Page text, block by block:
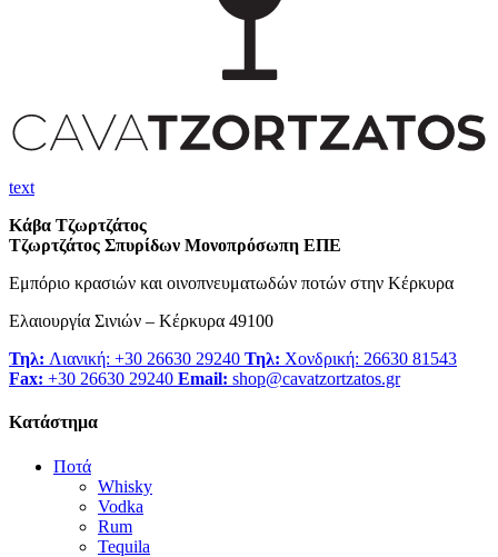
text
Κάβα Τζωρτζάτος
Τζωρτζάτος Σπυρίδων Μονοπρόσωπη ΕΠΕ
Εμπόριο κρασιών και οινοπνευματωδών ποτών στην Κέρκυρα
Ελαιουργία Σινιών – Κέρκυρα 49100
Τηλ: Λιανική: +30 26630 29240 Τηλ: Χονδρική: 26630 81543
Fax: +30 26630 29240 Email: shop@cavatzortzatos.gr
Κατάστημα
Ποτά
Whisky
Vodka
Rum
Tequila